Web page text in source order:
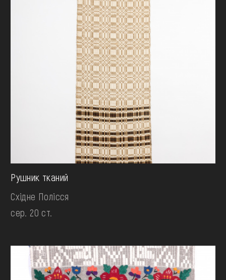
Рушник тканий
Східне Полісся
сер. 20 ст.